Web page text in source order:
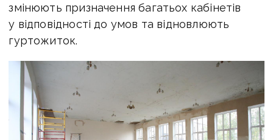
змінюють призначення багатьох кабінетів
у відповідності до умов та відновлюють
гуртожиток.